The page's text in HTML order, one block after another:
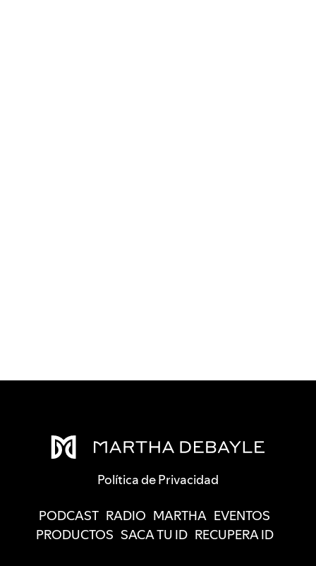
Política de Privacidad
PODCAST RADIO MARTHA EVENTOS
PRODUCTOS SACA TU ID RECUPERA ID